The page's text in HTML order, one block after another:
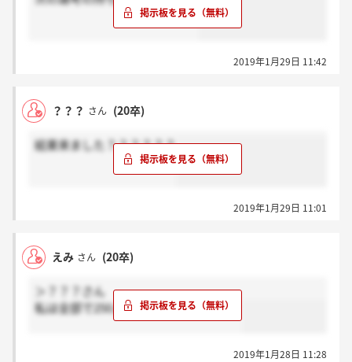
2019年1月29日 11:42
？？？ さん (20卒)
結果来ました？？？？？？
2019年1月29日 11:01
えみ さん (20卒)
＞？？？さん
私は全部で250人程度だと聞きました！
2019年1月28日 11:28